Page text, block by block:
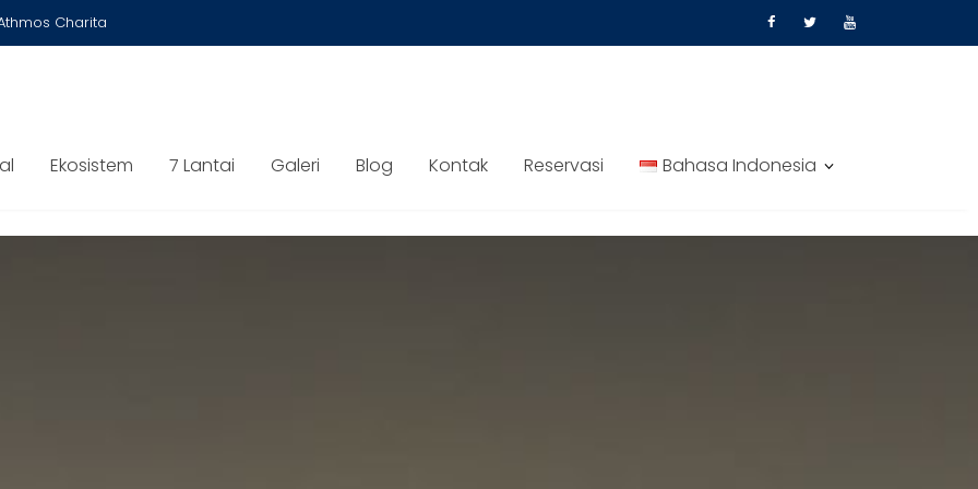
Charita
Ekosistem 7 Lantai Galeri Blog Kontak Reservasi Bahasa Indonesia